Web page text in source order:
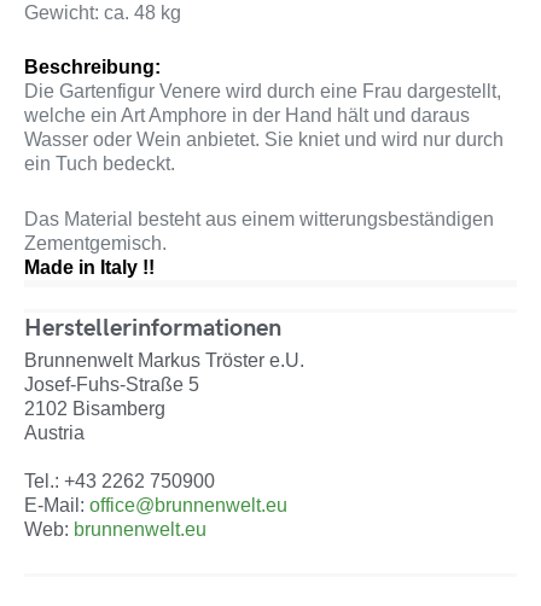
Gewicht: ca. 48 kg
Beschreibung:
Die Gartenfigur Venere wird durch eine Frau dargestellt,
welche ein Art Amphore in der Hand hält und daraus
Wasser oder Wein anbietet. Sie kniet und wird nur durch
ein Tuch bedeckt.
Das Material besteht aus einem witterungsbeständigen
Zementgemisch.
Made in Italy !!
Herstellerinformationen
Brunnenwelt Markus Tröster e.U.
Josef-Fuhs-Straße 5
2102 Bisamberg
Austria
Tel.: +43 2262 750900
E-Mail: office@brunnenwelt.eu
Web: brunnenwelt.eu